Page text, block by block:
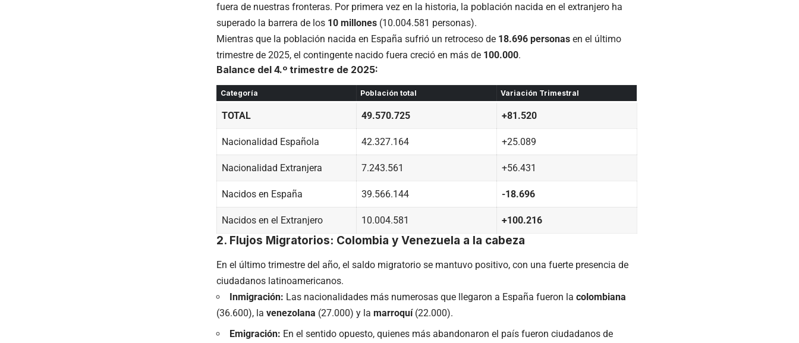
fuera de nuestras fronteras. Por primera vez en la historia, la población nacida en el extranjero ha
superado la barrera de los 10 millones (10.004.581 personas).
Mientras que la población nacida en España sufrió un retroceso de 18.696 personas en el último
trimestre de 2025, el contingente nacido fuera creció en más de 100.000.
Balance del 4.º trimestre de 2025:
Categoría Población total Variación Trimestral
TOTAL 49.570.725 +81.520
Nacionalidad Española 42.327.164 +25.089
Nacionalidad Extranjera 7.243.561 +56.431
Nacidos en España 39.566.144 -18.696
Nacidos en el Extranjero 10.004.581 +100.216
2. Flujos Migratorios: Colombia y Venezuela a la cabeza
En el último trimestre del año, el saldo migratorio se mantuvo positivo, con una fuerte presencia de
ciudadanos latinoamericanos.
Inmigración: Las nacionalidades más numerosas que llegaron a España fueron la colombiana
(36.600), la venezolana (27.000) y la marroquí(22.000).
Emigración: En el sentido opuesto, quienes más abandonaron el país fueron ciudadanos de